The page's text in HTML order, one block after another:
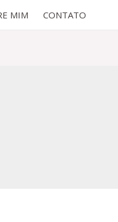
MIM CONTATO